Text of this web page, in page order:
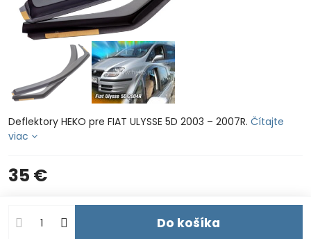
Deflektory HEKO pre FIAT ULYSSE 5D 2003 – 2007R. Čítajte
viac
35 €
Do košíka